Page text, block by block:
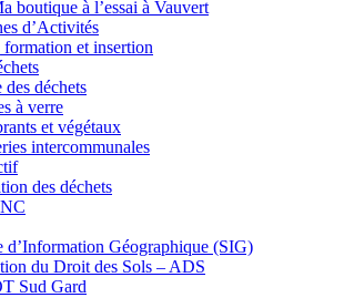
boutique à l’essai à Vauvert
d’Activités
et insertion
déchets
à verre
et végétaux
intercommunales
des déchets
d’Information Géographique (SIG)
du Droit des Sols – ADS
Sud Gard